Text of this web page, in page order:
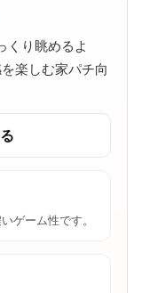
くり眺めるよ
楽しむ家パチ向
ゲーム性です。